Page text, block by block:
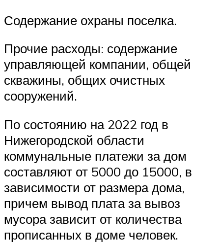
Содержание охраны поселка.
Прочие расходы: содержание
управляющей компании, общей
скважины, общих очистных
сооружений.
По состоянию на 2022 год в
Нижегородской области
коммунальные платежи за дом
составляют от 5000 до 15000, в
зависимости от размера дома,
причем вывод плата за вывоз
мусора зависит от количества
прописанных в доме человек.